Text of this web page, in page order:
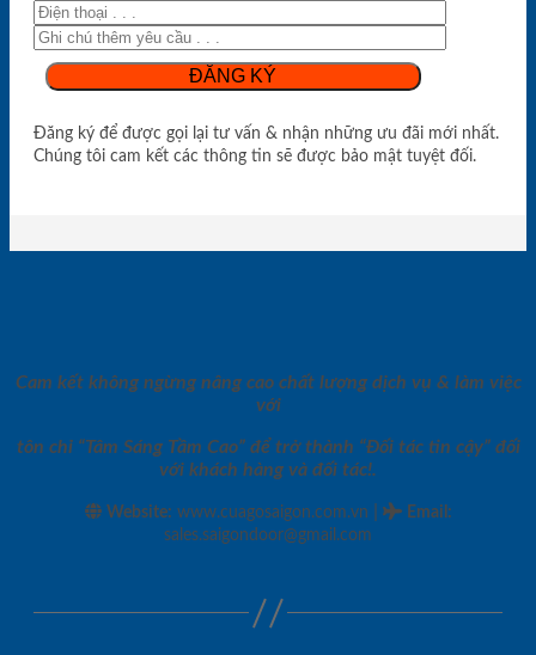
Đăng ký để được gọi lại tư vấn & nhận những ưu đãi mới nhất.
Chúng tôi cam kết các thông tin sẽ được bảo mật tuyệt đối.
Cam kết không ngừng nâng cao chất lượng dịch vụ & làm việc
với
tôn chỉ “Tâm Sáng Tầm Cao” để trở thành “Đối tác tin cậy” đối
với khách hàng và đối tác!.
Website: www.cuagosaigon.com.vn Email :
sales.saigondoor@gmail.com